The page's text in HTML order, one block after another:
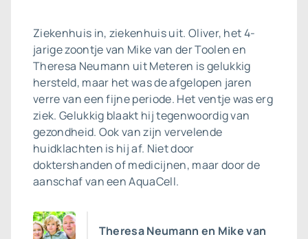
Ziekenhuis in, ziekenhuis uit. Oliver, het 4-
jarige zoontje van Mike van der Toolen en
Theresa Neumann uit Meteren is gelukkig
hersteld, maar het was de afgelopen jaren
verre van een fijne periode. Het ventje was erg
ziek. Gelukkig blaakt hij tegenwoordig van
gezondheid. Ook van zijn vervelende
huidklachten is hij af. Niet door
doktershanden of medicijnen, maar door de
aanschaf van een AquaCell.
Theresa Neumann en Mike van